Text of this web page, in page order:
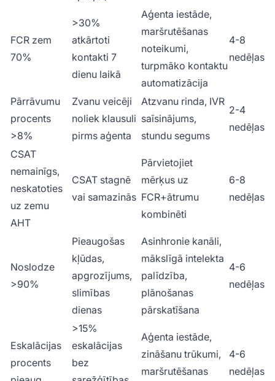
FCR zem
70%
>30%
atkārtoti
kontakti 7
dienu laikā
Aģenta iestāde,
maršrutēšanas
noteikumi,
turpmāko kontaktu
automatizācija
4-8
nedēļas
Pārrāvumu
procents
>8%
Zvanu veicēji
noliek klausuli
pirms aģenta
Atzvanu rinda, IVR
saīsinājums,
stundu segums
2-4
nedēļas
CSAT
nemainīgs,
neskatoties
uz zemu
AHT
CSAT stagnē
vai samazinās
Pārvietojiet
mērķus uz
FCR+ātrumu
kombinēti
6-8
nedēļas
Noslodze
>90%
Pieaugošas
kļūdas,
apgrozījums,
slimības
dienas
Asinhronie kanāli,
mākslīgā intelekta
palīdzība,
plānošanas
pārskatīšana
4-6
nedēļas
Eskalācijas
procents
>15%
eskalācijas
bez
Aģenta iestāde,
zināšanu trūkumi,
maršrutēšanas
4-6
nedēļas